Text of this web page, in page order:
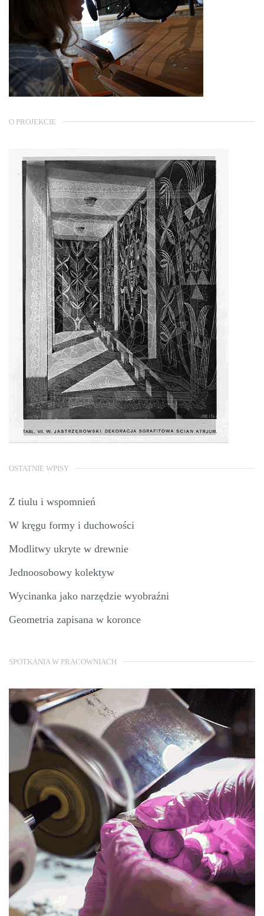
O PROJEKCIE
OSTATNIE WPISY
Z tiulu i wspomnień
W kręgu formy i duchowości
Modlitwy ukryte w drewnie
Jednoosobowy kolektyw
Wycinanka jako narzędzie wyobraźni
Geometria zapisana w koronce
SPOTKANIA W PRACOWNIACH